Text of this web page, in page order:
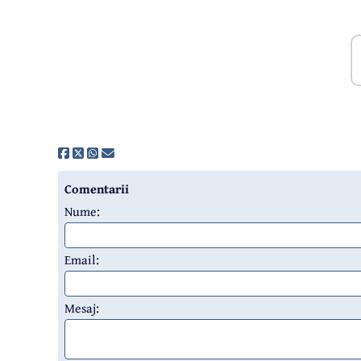
Comentarii
Nume:
Email:
Mesaj: